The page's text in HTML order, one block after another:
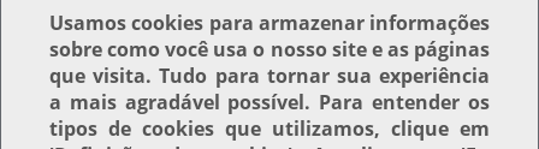
Usamoscookies para armazenar informações
sobre como você usa o nosso site e as páginas
que visita. Tudo para tornar sua experiência
a mais agradável possível. Para entender os
tipos de cookies que utilizamos, clique em